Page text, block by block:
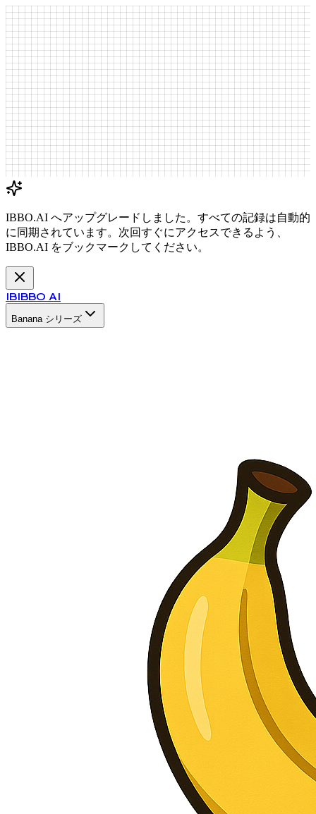
IBBO.AI へアップグレードしました。すべての記録は自動的
に同期されています。次回すぐにアクセスできるよう、
IBBO.AI をブックマークしてください。
IBIBBO AI
Banana シリーズ